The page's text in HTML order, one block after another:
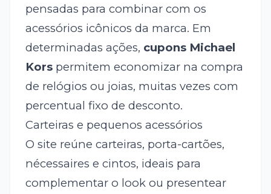
pensadas para combinar com os
acessórios icônicos da marca. Em
determinadas ações, cupons Michael
Korspermitem economizar na compra
de relógios ou joias, muitas vezes com
percentual fixo de desconto.
Carteiras e pequenos acessórios
O site reúne carteiras, porta-cartões,
nécessaires e cintos, ideais para
complementar o look ou presentear